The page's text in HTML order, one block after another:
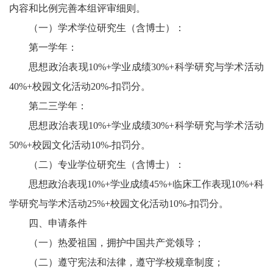
内容和比例完善本组评审细则。
（一）学术学位研究生（含博士）：
第一学年：
思想政治表现10%+学业成绩30%+科学研究与学术活动
40%+校园文化活动20%-扣罚分。
第二三学年：
思想政治表现10%+学业成绩30%+科学研究与学术活动
50%+校园文化活动10%-扣罚分。
（二）专业学位研究生（含博士）：
思想政治表现10%+学业成绩45%+临床工作表现10%+科
学研究与学术活动25%+校园文化活动10%-扣罚分。
四、申请条件
（一）热爱祖国，拥护中国共产党领导；
（二）遵守宪法和法律，遵守学校规章制度；